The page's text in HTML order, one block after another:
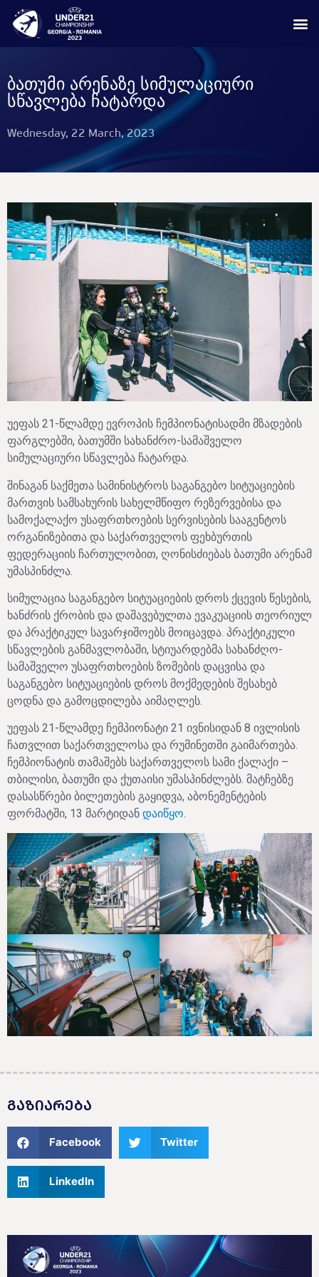
ბათუმი არენაზე სიმულაციური
სწავლება ჩატარდა
Wednesday, 22 March, 2023
უეფას 21-წლამდე ევროპის ჩემპიონატისადმი მზადების
ფარგლებში, ბათუმში სახანძრო-სამაშველო
სიმულაციური სწავლება ჩატარდა.
შინაგან საქმეთა სამინისტროს საგანგებო სიტუაციების
მართვის სამსახურის სახელმწიფო რეზერვებისა და
სამოქალაქო უსაფრთხოების სერვისების სააგენტოს
ორგანიზებითა და საქართველოს ფეხბურთის
ფედერაციის ჩართულობით, ღონისძიებას ბათუმი არენამ
უმასპინძლა.
სიმულაცია საგანგებო სიტუაციების დროს ქცევის წესების,
ხანძრის ქრობის და დაშავებულთა ევაკუაციის თეორიულ
და პრაქტიკულ სავარჯიშოებს მოიცავდა. პრაქტიკული
სწავლების განმავლობაში, სტიუარდებმა სახანძღო-
სამაშველო უსაფრთხოების ზომების დაცვისა და
საგანგებო სიტუაციების დროს მოქმედების შესახებ
ცოდნა და გამოცდილება აიმაღლეს.
უეფას 21-წლამდე ჩემპიონატი 21 ივნისიდან 8 ივლისის
ჩათვლით საქართველოსა და რუმინეთში გაიმართება.
ჩემპიონატის თამაშებს საქართველოს სამი ქალაქი –
თბილისი, ბათუმი და ქუთაისი უმასპინძლებს. მატჩებზე
დასასწრები ბილეთების გაყიდვა, აბონემენტების
ფორმატში, 13 მარტიდან დაიწყო.
ᲒᲐᲖᲘᲐᲠᲔᲑᲐ
Facebook Twitter
LinkedIn